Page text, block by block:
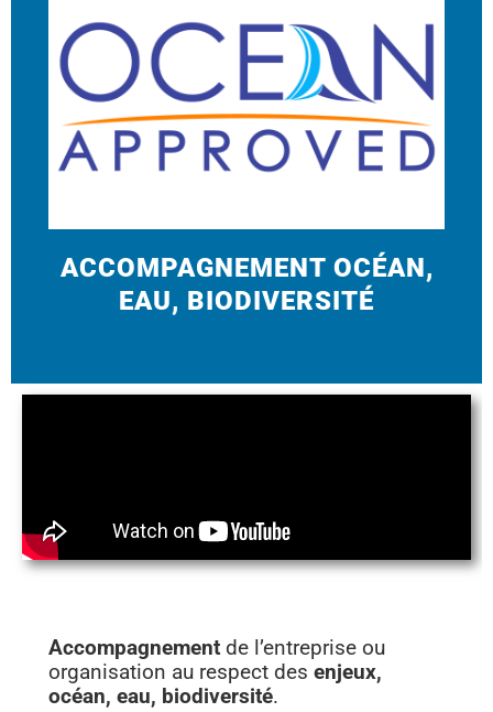
ACCOMPAGNEMENT OCÉAN,
EAU, BIODIVERSITÉ
Accompagnement de l’entreprise ou
organisation au respect desenjeux,
océan, eau, biodiversité.